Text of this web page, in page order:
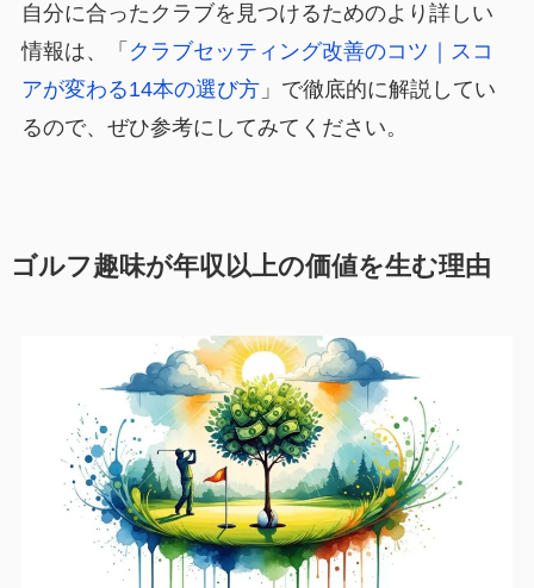
自分に合ったクラブを見つけるためのより詳しい
情報は、「 クラブセッティング改善のコツ｜スコ
アが変わる14本の選び方」で徹底的に解説してい
るので、ぜひ参考にしてみてください。
ゴルフ趣味が年収以上の価値を生む理由